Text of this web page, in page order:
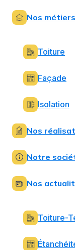
Nos métiers
Toiture
Façade
Isolation
Nos
Notre
Nos
Toiture-